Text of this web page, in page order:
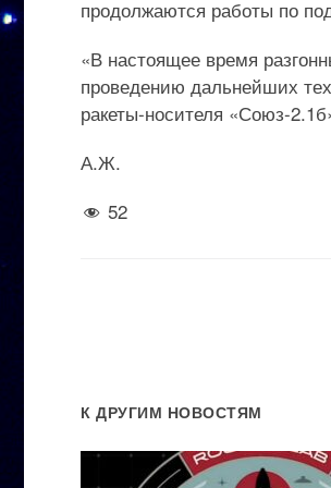
продолжаются работы по
«В настоящее время
проведению дальнейших
ракеты-носителя «Союз-
А.Ж.
52
К ДРУГИМ НОВОСТЯМ